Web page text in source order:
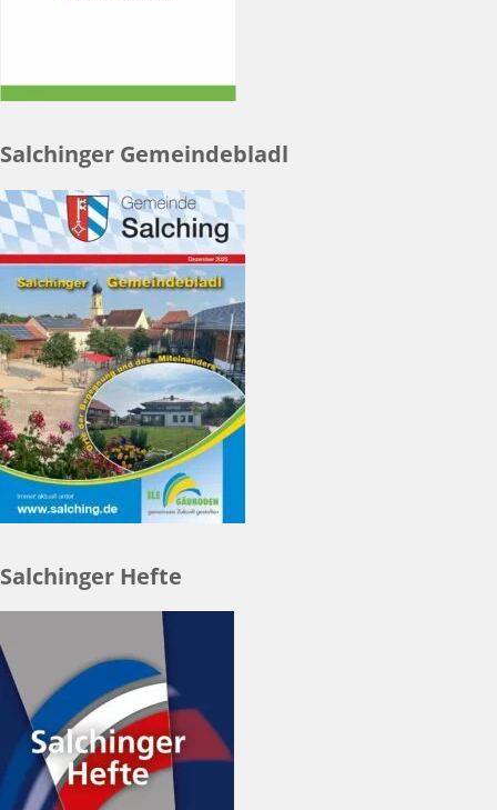
Salchinger Gemeindebladl
Salchinger Hefte